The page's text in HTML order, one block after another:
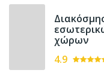
χώρων
4.9